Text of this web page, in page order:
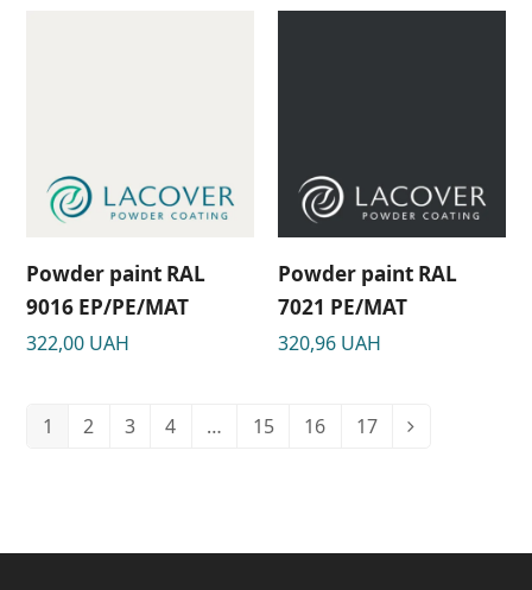
Powder paint RAL
9016 EP/PE/MAT
322,00 UAH
Powder paint RAL
7021 PЕ/МАТ
320,96 UAH
1 2 3 4 … 15 16 17